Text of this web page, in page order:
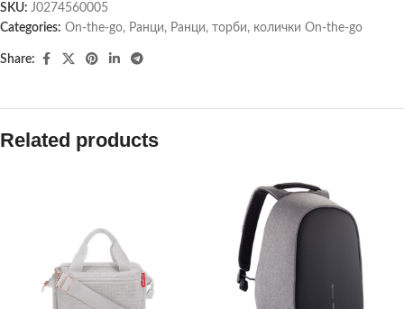
SKU: J0274560005
Categories: On-the-go, Ранци, Ранци, торби, колички On-the-go
Share:
Related products